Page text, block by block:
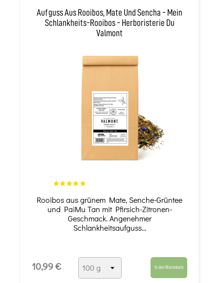
Aufguss Aus Rooibos, Mate Und Sencha - Mein
Schlankheits-Rooibos - Herboristerie Du
Valmont
Rooibos aus grünem Mate, Senche-Grüntee
und PaiMu Tan mit Pfirsich-Zitronen-
Geschmack. Angenehmer
Schlankheitsaufguss...
10,99 € In den Warenkorb